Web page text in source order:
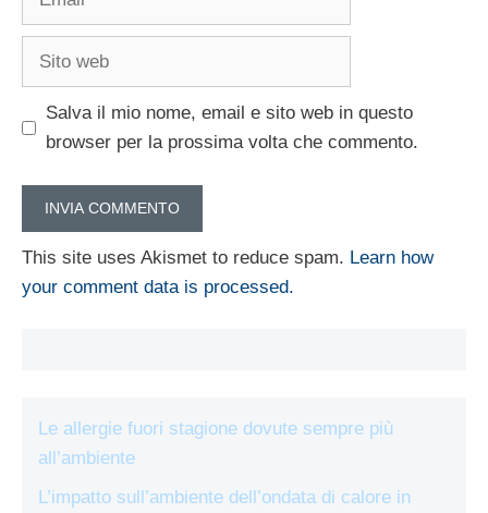
Sito
Salva il mio nome, email e sito web in questo
browser per la prossima volta che commento.
This site uses Akismet to reduce spam. Learn how
your comment data is processed.
Le allergie fuori stagione dovute sempre più
all’ambiente
L’impatto sull’ambiente dell’ondata di calore in